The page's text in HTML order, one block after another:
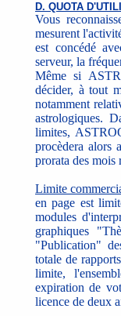
D. QUOTA
Vous
mesurent
est concédé
serveur, la
Même si
décider, à tout
notamment
astrologiques.
limites,
procèdera alors
prorata des mois
Limite
en page est
modules
graphiques
"Publication"
totale de
limite,
expiration de
licence de deux